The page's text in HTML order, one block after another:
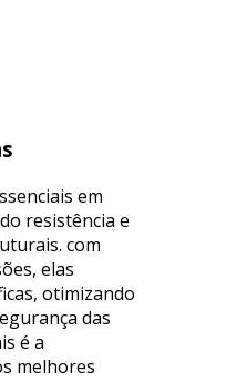
em
resistência e
com
elas
otimizando
das
é a
melhores